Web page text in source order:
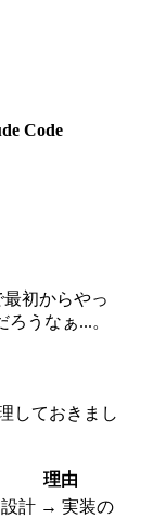
Code
初からやっ
うなぁ...。
しておきまし
理由
設計 → 実装の